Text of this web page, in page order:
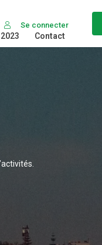
Se connecter
Contact